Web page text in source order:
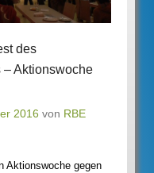
des
Aktionswoche
2016 von RBE
Aktionswoche gegen